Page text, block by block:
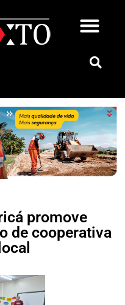
promove
de cooperativa